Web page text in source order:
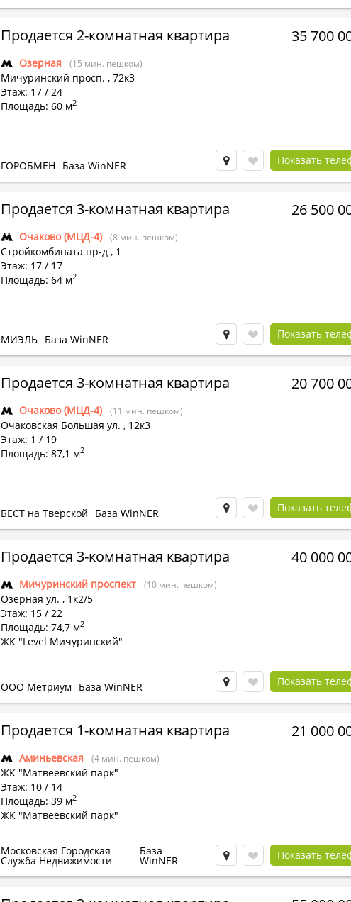
Продается 2-комнатная квартира
Озерная (15 мин. пешком)
Мичуринский просп. , 72к3
Этаж: 17 / 24
Площадь: 60 м2
35 700
ГОРОБМЕН База WinNER Показать
Продается 3-комнатная квартира
Очаково (МЦД-4) (8 мин. пешком)
Стройкомбината пр-д , 1
Этаж: 17 / 17
Площадь: 64 м2
26 500
МИЭЛЬ База WinNER Показать
Продается 3-комнатная квартира
Очаково (МЦД-4) (11 мин. пешком)
Очаковская Большая ул. , 12к3
Этаж: 1 / 19
Площадь: 87,1 м2
20 700
БЕСТ на Тверской База WinNER Показать
Продается 3-комнатная квартира
Мичуринский проспект (10 мин. пешком)
Озерная ул. , 1к2/5
Этаж: 15 / 22
Площадь: 74,7 м2
ЖК "Level Мичуринский"
40 000
ООО Метриум База WinNER Показать
Продается 1-комнатная квартира
Аминьевская (4 мин. пешком)
ЖК "Матвеевский парк"
Этаж: 10 / 14
Площадь: 39 м2
ЖК "Матвеевский парк"
21 000
Московская Городская
Служба Недвижимости
База
WinNER Показать